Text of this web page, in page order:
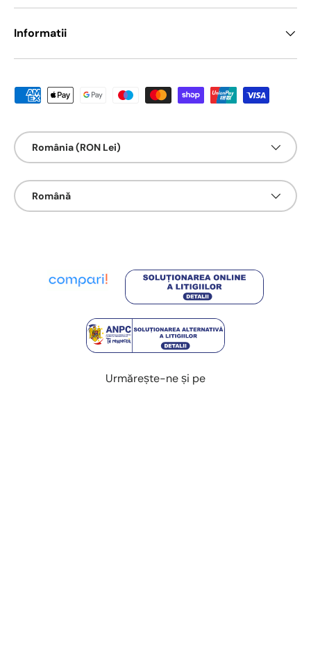
Informatii
Metode de platā acceptate
Țarǎ/Regiune
România (RON Lei)
Limbā
Română
Urmărește-ne și pe